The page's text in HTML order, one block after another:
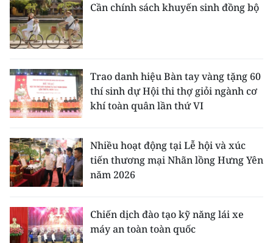
Cần chính sách khuyến sinh đồng bộ
Trao danh hiệu Bàn tay vàng tặng 60
thí sinh dự Hội thi thợ giỏi ngành cơ
khí toàn quân lần thứ VI
Nhiều hoạt động tại Lễ hội và xúc
tiến thương mại Nhãn lồng Hưng Yên
năm 2026
Chiến dịch đào tạo kỹ năng lái xe
máy an toàn toàn quốc